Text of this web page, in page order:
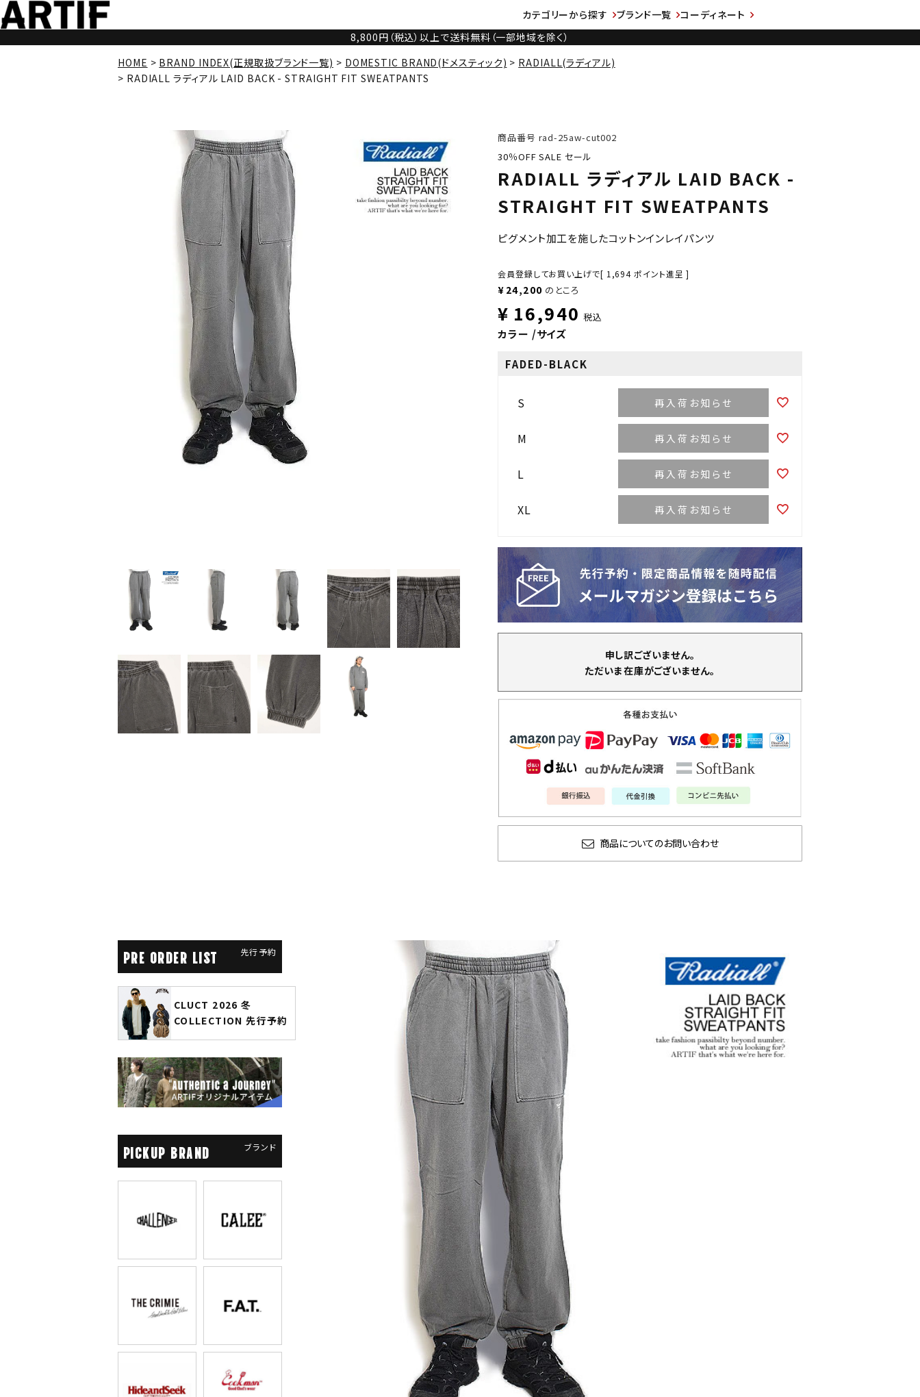
カテゴリーから探す ブランド一覧
コーディネート
8,800円（税込）以上で送料無料（一部地域を除く）
HOME
BRAND INDEX(正規取扱ブランド一覧) DOMESTIC BRAND(ドメスティック)
RADIALL(ラディアル)
RADIALL ラディアル LAID BACK - STRAIGHT FIT SWEATPANTS
商品番号 rad-25aw-cut002
30％OFF SALE セール
RADIALL ラディアル LAID BACK -
STRAIGHT FIT SWEATPANTS
ピグメント加工を施したコットンインレイパンツ
会員登録してお買い上げで[ 1,694 ポイント進呈 ]
¥ 24,200 のところ
¥ 16,940 税込
カラー サイズ
FADED-BLACK
S 再入荷お知らせ
M 再入荷お知らせ
L 再入荷お知らせ
XL 再入荷お知らせ
申し訳ございません。
ただいま在庫がございません。
商品についてのお問い合わせ
PRE ORDER LIST 先行予約
COLLECTION 先行予約
glamb × 劇場版『チェン
ソーマン レゼ篇』第2弾
先行予約
GLIMCLAP 2026 秋冬
1st 先行予約
SOFTMACHINE 2026
秋冬 先行予約
glamb – 映画「スター・
ウォーズ／マンダロリア
ン・アンド・グローグー」カ
プセルコレクション
PICKUP BRAND ブランド